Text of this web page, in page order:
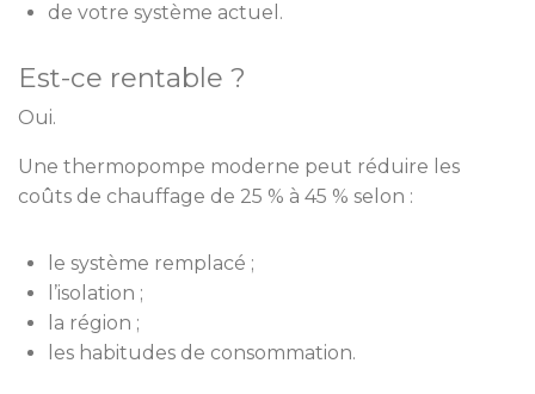
de votre système actuel.
Est-ce rentable ?
Oui.
Une thermopompe moderne peut réduire les
coûts de chauffage de 25 % à 45 % selon :
le système remplacé ;
l’isolation ;
la région ;
les habitudes de consommation.